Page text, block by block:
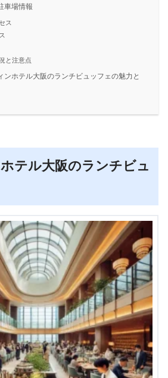
車場情報
ス
と注意点
ンホテル大阪のランチビュッフェの魅力と
テル大阪のランチビュ